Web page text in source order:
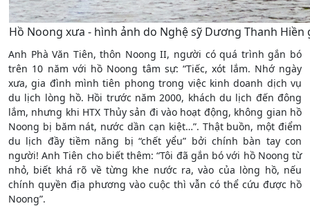
Hồ Noong xưa - hình ảnh do Nghệ sỹ Dương Thanh Hiền
Anh Phà Văn Tiên, thôn Noong II, người có quá trình gắn bó
trên 10 năm với hồ Noong tâm sự: “Tiếc, xót lắm. Nhớ ngày
xưa, gia đình mình tiên phong trong việc kinh doanh dịch vụ
du lịch lòng hồ. Hồi trước năm 2000, khách du lịch đến đông
lắm, nhưng khi HTX Thủy sản đi vào hoạt động, không gian hồ
Noong bị băm nát, nước dần cạn kiệt…”. Thật buồn, một điểm
du lịch đầy tiềm năng bị “chết yểu” bởi chính bàn tay con
người! Anh Tiên cho biết thêm: “Tôi đã gắn bó với hồ Noong từ
nhỏ, biết khá rõ về từng khe nước ra, vào của lòng hồ, nếu
chính quyền địa phương vào cuộc thì vẫn có thể cứu được hồ
Noong”.